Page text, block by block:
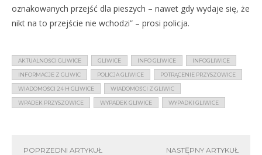
oznakowanych przejść dla pieszych – nawet gdy wydaje się, że
nikt na to przejście nie wchodzi” – prosi policja.
AKTUALNOŚCI GLIWICE GLIWICE INFO GLIWICE INFOGLIWICE
INFORMACJE Z GLIWIC POLICJA GLIWICE POTRĄCENIE PRZYSZOWICE
WIADOMOŚCI 24 H GLIWICE WIADOMOŚCI Z GLIWIC
WPADEK PRZYSZOWICE WYPADEK GLIWICE WYPADKI GLIWICE
POPRZEDNI ARTYKUŁ NASTĘPNY ARTYKUŁ